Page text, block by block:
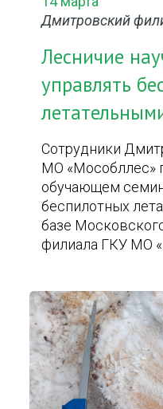
Дмитровский
Лесничие
управлять
Сотрудники
МО «Мособллес»
обучающем
беспилотных
базе
филиала ГКУ МО